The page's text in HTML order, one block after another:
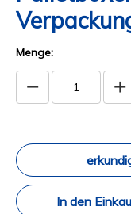
Menge:
In den